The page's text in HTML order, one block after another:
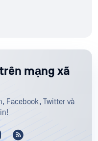
mạng xã
Facebook, Twitter và